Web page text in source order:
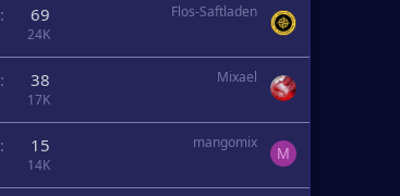
69
24K
Flos-Saftladen
38
17K
Mixael
15
14K
mangomix
M